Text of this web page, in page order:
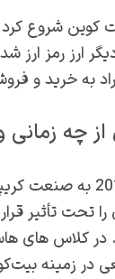
کوین شروع
ارز رمز ارز
به خرید و
چه زمانی
هاسکینسون در
تحت تأثیر
در زمینه